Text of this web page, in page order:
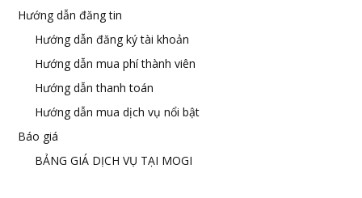
Hướng dẫn đăng tin
Hướng dẫn đăng ký tài khoản
Hướng dẫn mua phí thành viên
Hướng dẫn thanh toán
Hướng dẫn mua dịch vụ nổi bật
Báo giá
BẢNG GIÁ DỊCH VỤ TẠI MOGI